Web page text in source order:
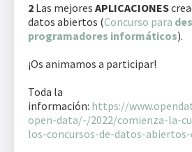
2 Las mejores APLICACIONES
datos abiertos (Concurso para
programadores informáticos).
¡Os animamos a participar!
Toda la
información: https://
open-data/-/2022/comienza-la-
los-concursos-de-datos-